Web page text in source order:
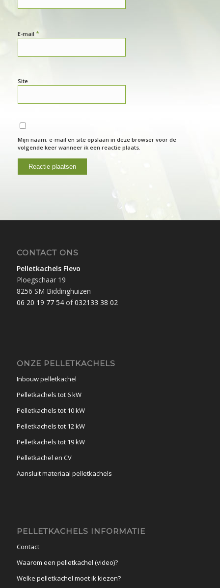
E-mail *
Site
Mijn naam, e-mail en site opslaan in deze browser voor de
volgende keer wanneer ik een reactie plaats.
CONTACT ONS
Pelletkachels Flevo
Ploegschaar 19
8256 SM Biddinghuizen
06 20 19 77 54of032133 38 02
ONZE PELLETKACHELS
Inbouw pelletkachel
Pelletkachels tot 6 kW
Pelletkachels tot 10 kW
Pelletkachels tot 12 kW
Pelletkachels tot 19 kW
Pelletkachel en CV
Aansluit materiaal pelletkachels
PELLETKACHELS INFORMATIE
Contact
Waarom een pelletkachel (video)?
Welke pelletkachel moet ik kiezen?